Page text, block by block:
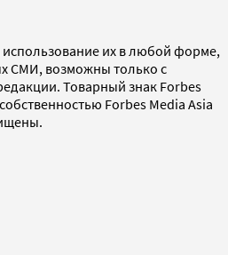
их в любой форме,
СМИ, возможны только с
Товарный знак Forbes
Forbes Media Asia